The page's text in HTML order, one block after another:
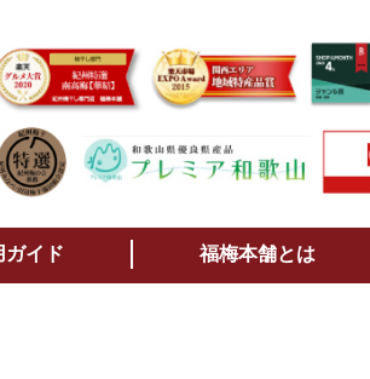
ガイド 福梅本舗とは